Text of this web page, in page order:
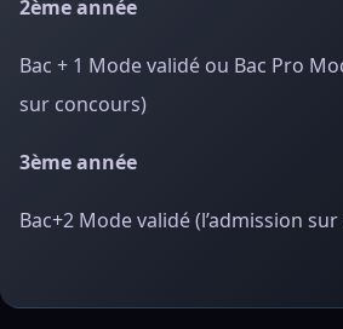
2ème année
Bac + 1 Mode validé ou Bac Pro
sur concours)
3ème année
Bac+2 Mode validé (l’admission